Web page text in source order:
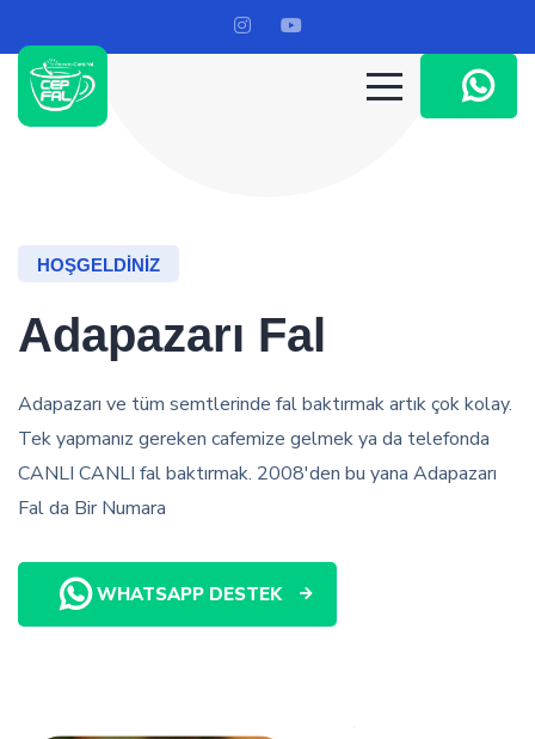
HOŞGELDINIZ
Adapazarı Fal
Adapazarı ve tüm semtlerinde fal baktırmak artık çok kolay.
Tek yapmanız gereken cafemize gelmek ya da telefonda
CANLI CANLI fal baktırmak. 2008'den bu yana Adapazarı
Fal da Bir Numara
WHATSAPP DESTEK